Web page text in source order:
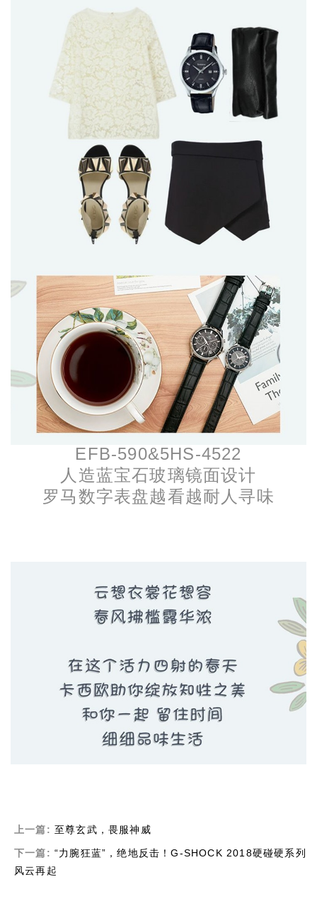
EFB-590&5HS-4522
人造蓝宝石玻璃镜面设计
罗马数字表盘越看越耐人寻味
上一篇: 至尊玄武，畏服神威
下一篇: “力腕狂蓝”，绝地反击！G-SHOCK 2018硬碰硬系列
风云再起